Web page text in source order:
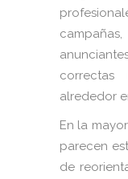
correctas
alrededor
En la
parecen
de